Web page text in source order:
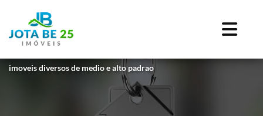
imoveis diversos de medio e alto padrao